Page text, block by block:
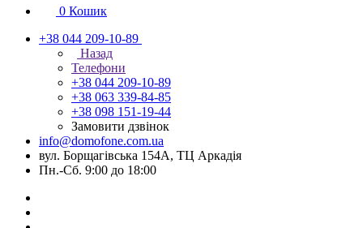
0 Кошик
+38 044 209-10-89
Назад
Телефони
+38 044 209-10-89
+38 063 339-84-85
+38 098 151-19-44
Замовити дзвінок
info@domofone.com.ua
вул. Борщагівська 154А, ТЦ Аркадія
Пн.-Сб. 9:00 до 18:00